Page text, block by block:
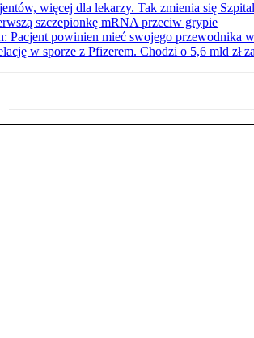
więcej dla lekarzy. Tak zmienia się
szczepionkę mRNA przeciw grypie
Pacjent powinien mieć swojego przewodnika
w sporze z Pfizerem. Chodzi o 5,6 mld zł